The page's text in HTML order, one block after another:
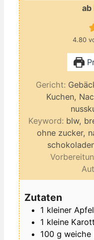
ab
4.80
Gericht:
Kuchen,
Keyword: blw,
ohne zucker,
Zutaten
1 kleiner Apfel
1 kleine
100 g weiche